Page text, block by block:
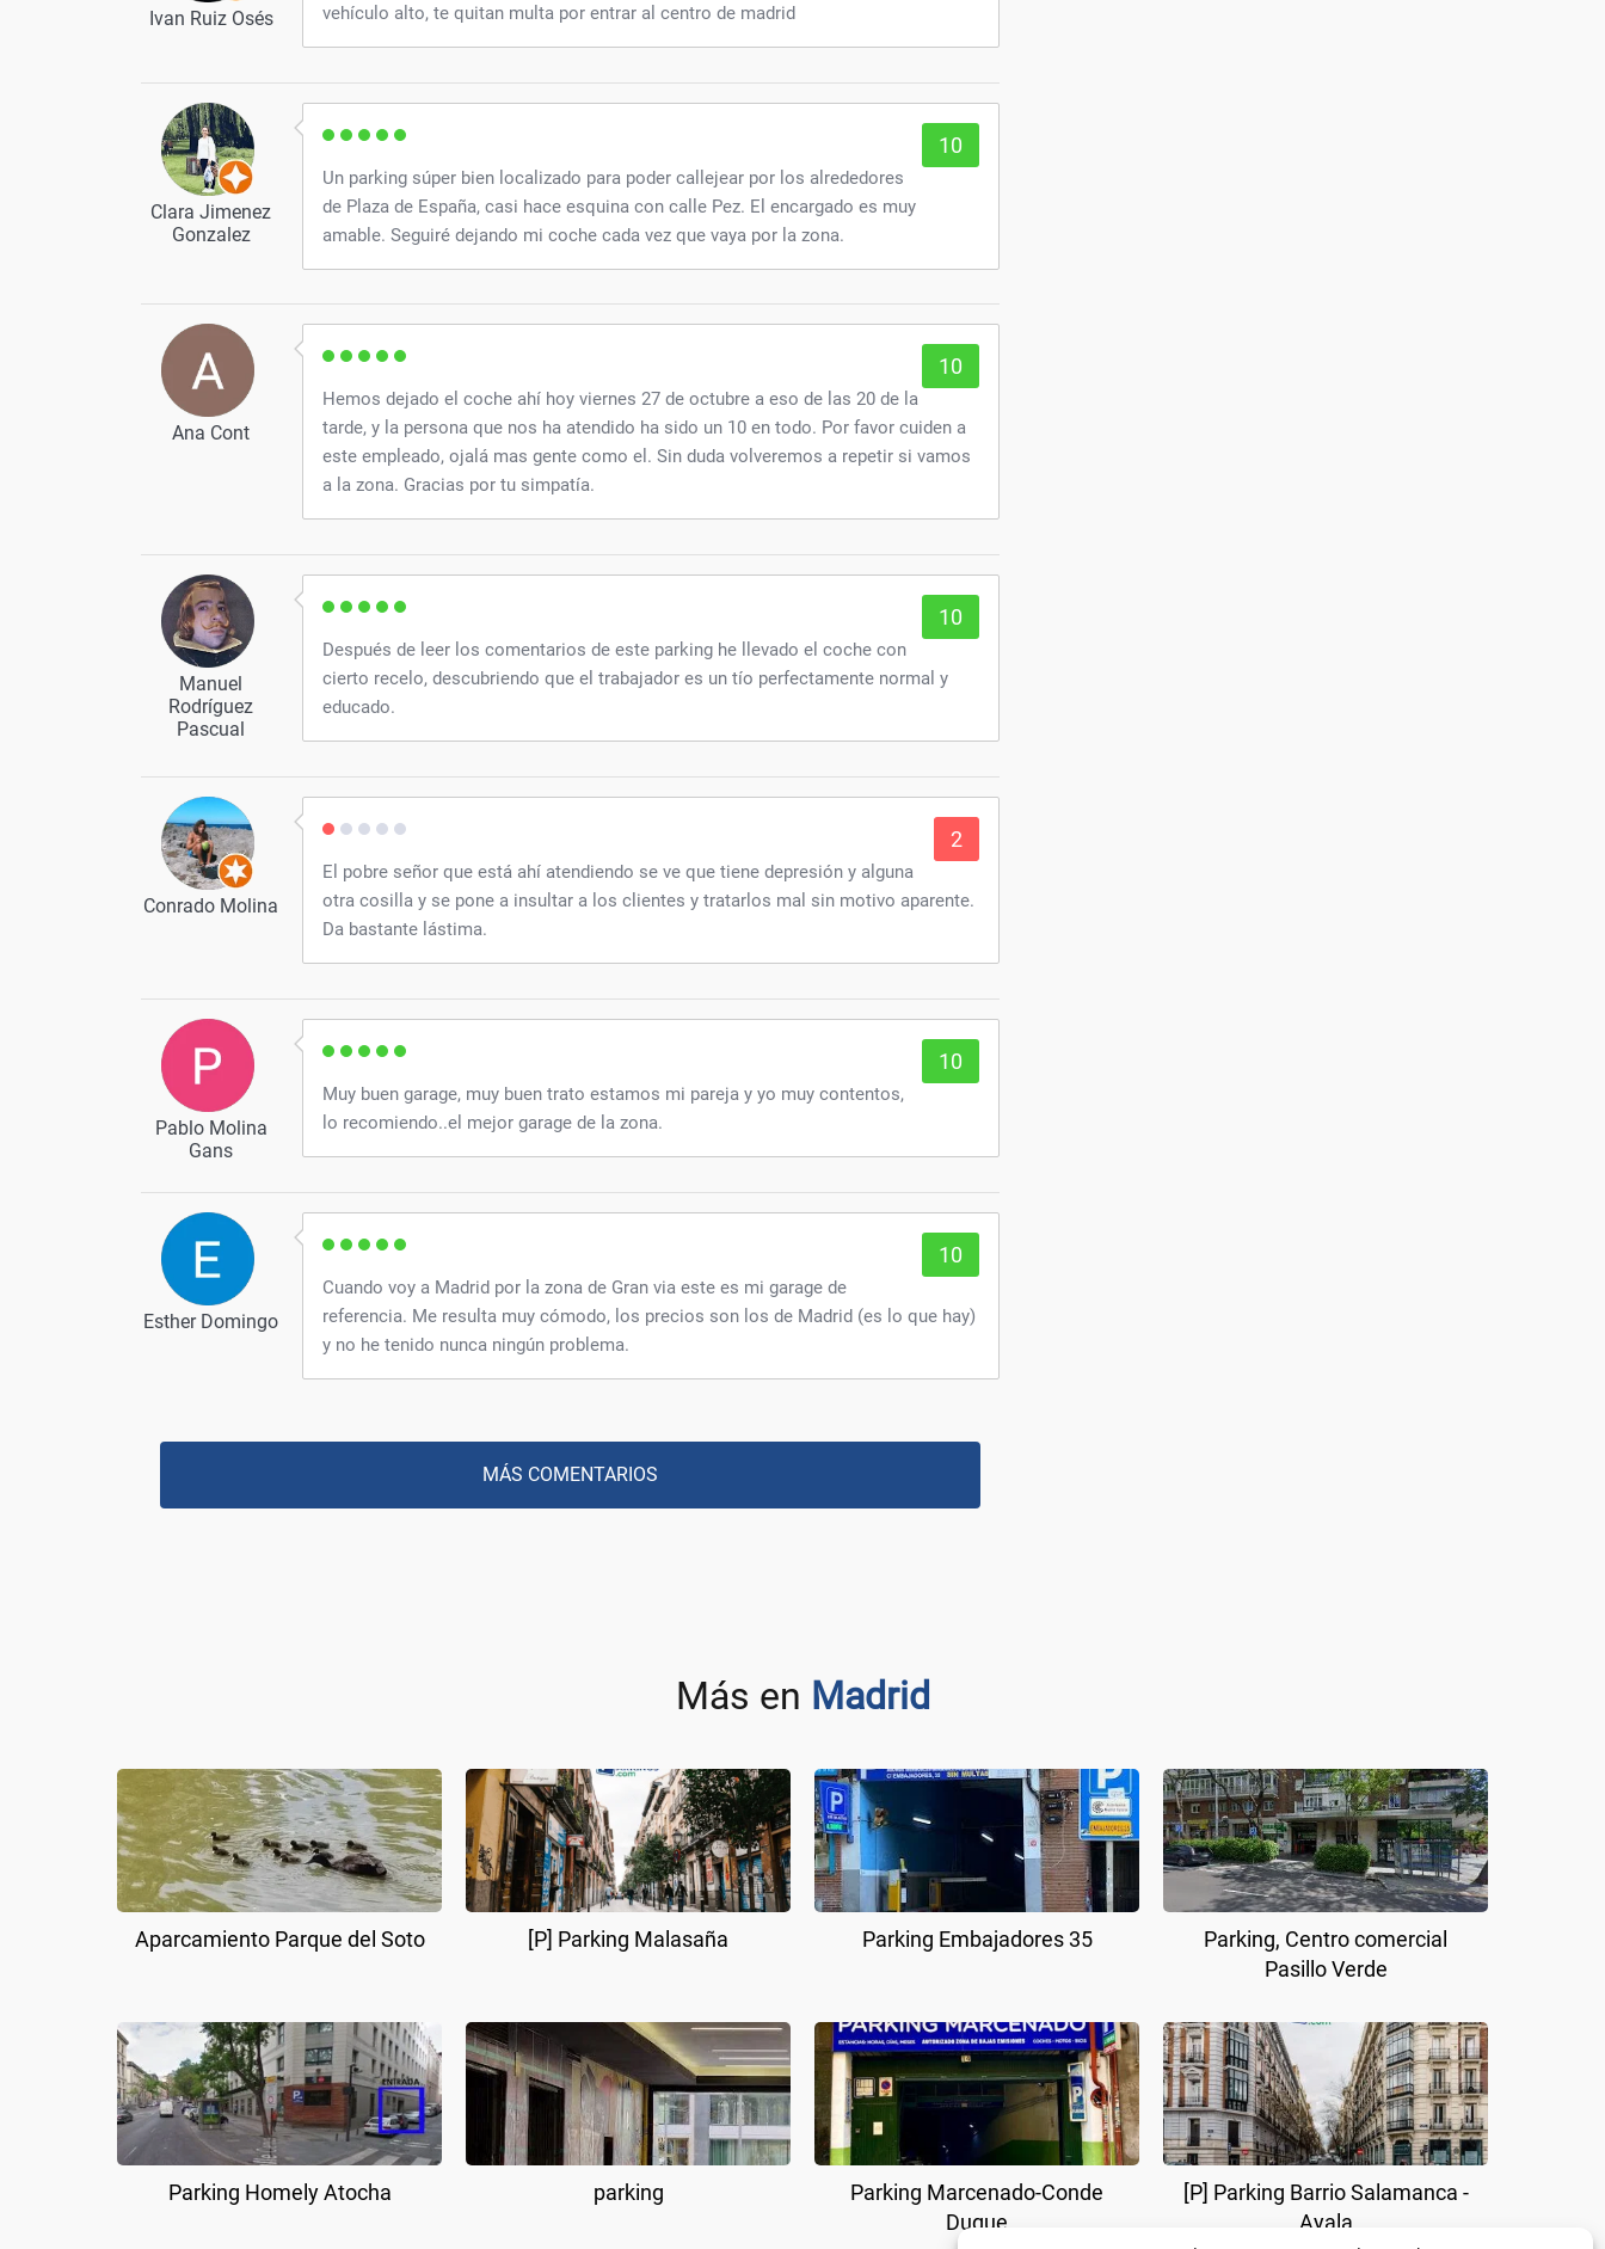
Ivan Ruiz Osés
vehículo alto, te quitan multa por entrar al centro de madrid
Clara Jimenez
Gonzalez
10
Un parking súper bien localizado para poder callejear por los alrededores
de Plaza de España, casi hace esquina con calle Pez. El encargado es muy
amable. Seguiré dejando mi coche cada vez que vaya por la zona.
Ana Cont
10
Hemos dejado el coche ahí hoy viernes 27 de octubre a eso de las 20 de la
tarde, y la persona que nos ha atendido ha sido un 10 en todo. Por favor cuiden a
este empleado, ojalá mas gente como el. Sin duda volveremos a repetir si vamos
a la zona. Gracias por tu simpatía.
Manuel
Rodríguez
Pascual
10
Después de leer los comentarios de este parking he llevado el coche con
cierto recelo, descubriendo que el trabajador es un tío perfectamente normal y
educado.
Conrado Molina
2
El pobre señor que está ahí atendiendo se ve que tiene depresión y alguna
otra cosilla y se pone a insultar a los clientes y tratarlos mal sin motivo aparente.
Da bastante lástima.
Pablo Molina
Gans
10
Muy buen garage, muy buen trato estamos mi pareja y yo muy contentos,
lo recomiendo..el mejor garage de la zona.
Esther Domingo
10
Cuando voy a Madrid por la zona de Gran via este es mi garage de
referencia. Me resulta muy cómodo, los precios son los de Madrid (es lo que hay)
y no he tenido nunca ningún problema.
MÁS COMENTARIOS
Más en Madrid
Aparcamiento Parque del Soto [P] Parking Malasaña Parking Embajadores 35
Parking, Centro comercial
Pasillo Verde
Parking Homely Atocha parking
Parking Marcenado-Conde
Duque
[P] Parking Barrio Salamanca -
Ayala